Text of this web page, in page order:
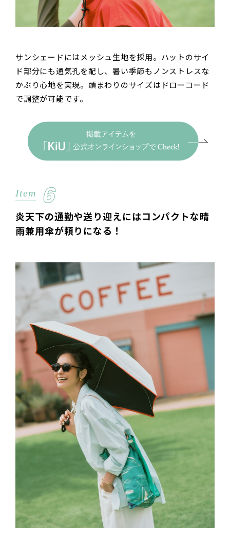
サンシェードにはメッシュ生地を採用。ハットのサイ
ド部分にも通気孔を配し、暑い季節もノンストレスな
かぶり心地を実現。頭まわりのサイズはドローコード
で調整が可能です。
Item 6
炎天下の通勤や送り迎えにはコンパクトな晴
雨兼用傘が頼りになる！